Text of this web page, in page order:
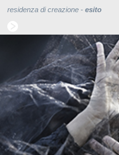
residenza di creazione - esito